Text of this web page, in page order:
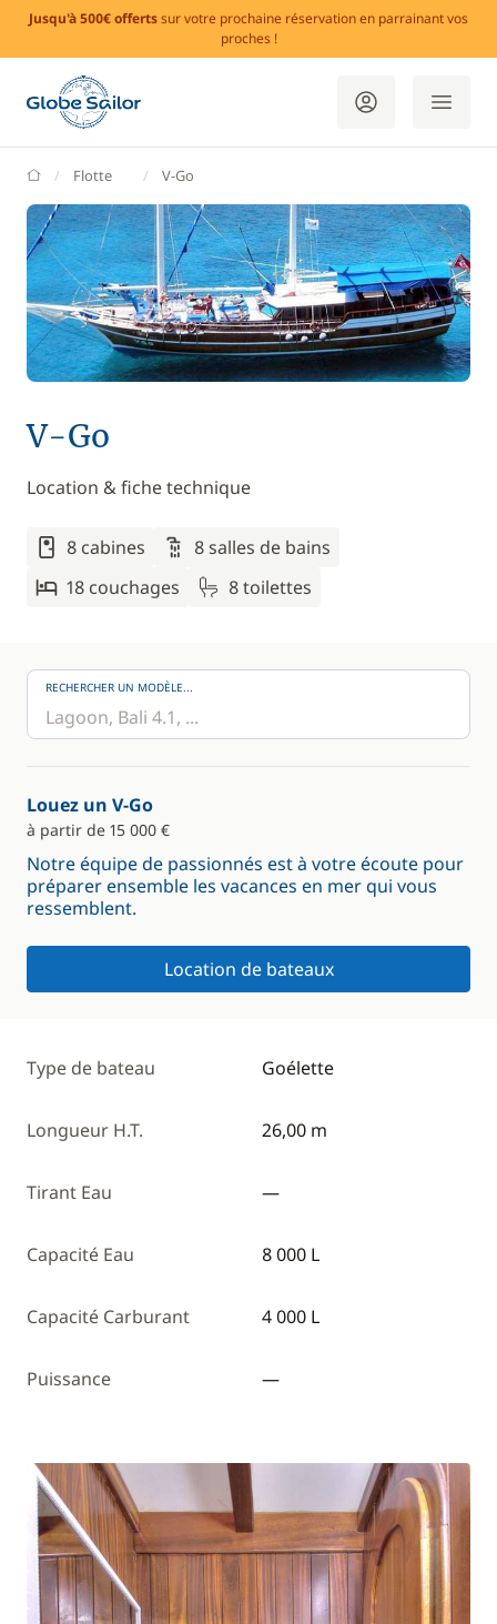
Jusqu'à 500€ offertssur votre prochaine réservation en parrainant vos
proches !
GlobeSailor
Flotte V-Go
V-Go
Location & fiche technique
8 cabines
8 salles de bains
18 couchages
8 toilettes
RECHERCHER UN MODÈLE...
Louez un V-Go
à partir de 15 000 €
Notre équipe de passionnés est à votre écoute pour
préparer ensemble les vacances en mer qui vous
ressemblent.
Location de bateaux
Type de bateau Goélette
Longueur H.T. 26,00 m
Tirant Eau —
Capacité Eau 8 000 L
Capacité Carburant 4 000 L
Puissance —